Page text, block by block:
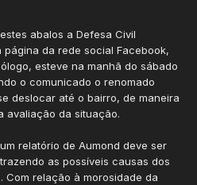
abalos a Defesa Civil
da rede social Facebook,
esteve na manhã do sábado
o comunicado o renomado
deslocar até o bairro, de maneira
avaliação da situação.
relatório de Aumond deve ser
as possíveis causas dos
Com relação à morosidade da